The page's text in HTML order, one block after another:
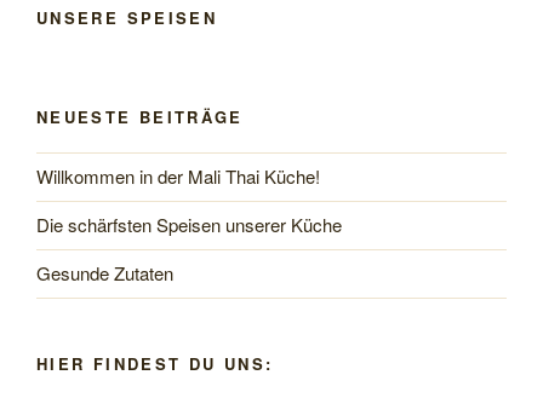
UNSERE SPEISEN
NEUESTE BEITRÄGE
Willkommen in der Mali Thai Küche!
Die schärfsten Speisen unserer Küche
Gesunde Zutaten
HIER FINDEST DU UNS: